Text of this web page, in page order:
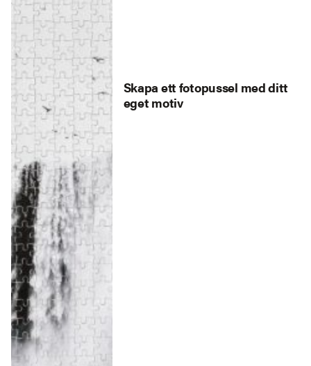
Skapa ett fotopussel med ditt
eget motiv